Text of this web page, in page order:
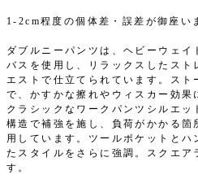
1-2cm程度の個体差・誤差が御座い
ダブルニーパンツは、ヘビーウェ
バスを使用し、リラックスしたスト
エストで仕立てられています。スト
で、かすかな擦れやウィスカー効果
クラシックなワークパンツシルエ
構造で補強を施し、負荷がかかる
用しています。ツールポケットとハ
たスタイルをさらに強調。スクエア
す。